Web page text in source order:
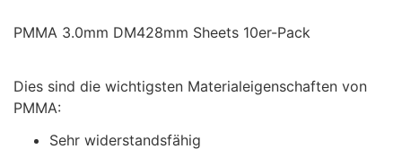
PMMA 3.0mm DM428mm Sheets 10er-Pack
Dies sind die wichtigsten Materialeigenschaften von
PMMA:
Sehr widerstandsfähig